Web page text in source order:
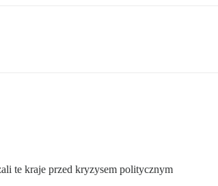
te kraje przed kryzysem politycznym